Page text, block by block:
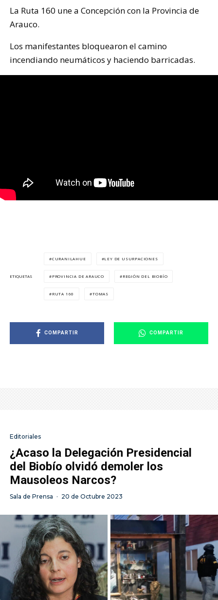
La Ruta 160 une a Concepción con la Provincia de
Arauco.
Los manifestantes bloquearon el camino
incendiando neumáticos y haciendo barricadas.
ETIQUETAS
CURANILAHUE LEY DE USURPACIONES
PROVINCIA DE ARAUCO REGIÓN DEL BIOBÍO
RUTA 160 TOMAS
COMPARTIR COMPARTIR
Editoriales
¿Acaso la Delegación Presidencial
del Biobío olvidó demoler los
Mausoleos Narcos?
Sala de Prensa · 20 de Octubre 2023